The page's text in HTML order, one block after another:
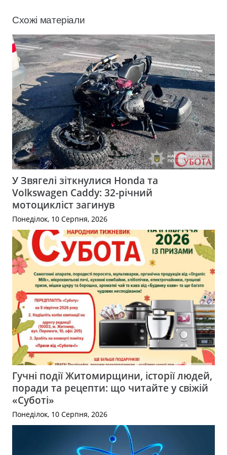
Схожі матеріали
У Звягелі зіткнулися Honda та
Volkswagen Caddy: 32-річний
мотоцикліст загинув
Понеділок, 10 Серпня, 2026
Гучні події Житомирщини, історії людей,
поради та рецепти: що читайте у свіжій
«Суботі»
Понеділок, 10 Серпня, 2026